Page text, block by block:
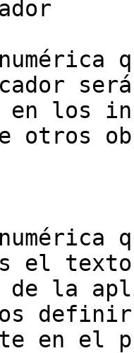
los
otros
el texto
la
en el